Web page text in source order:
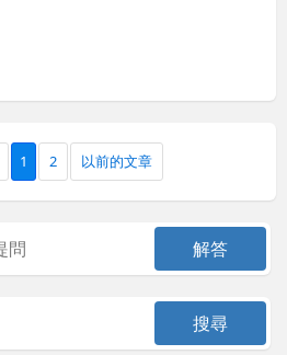
1 2 以前的文章